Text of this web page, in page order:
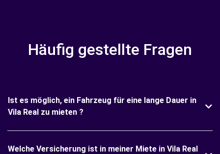
Häufig gestellte Fragen
Ist es möglich, ein Fahrzeug für eine lange Dauer in
Vila Real zu mieten ?
Welche Versicherung ist in meiner Miete in Vila Real